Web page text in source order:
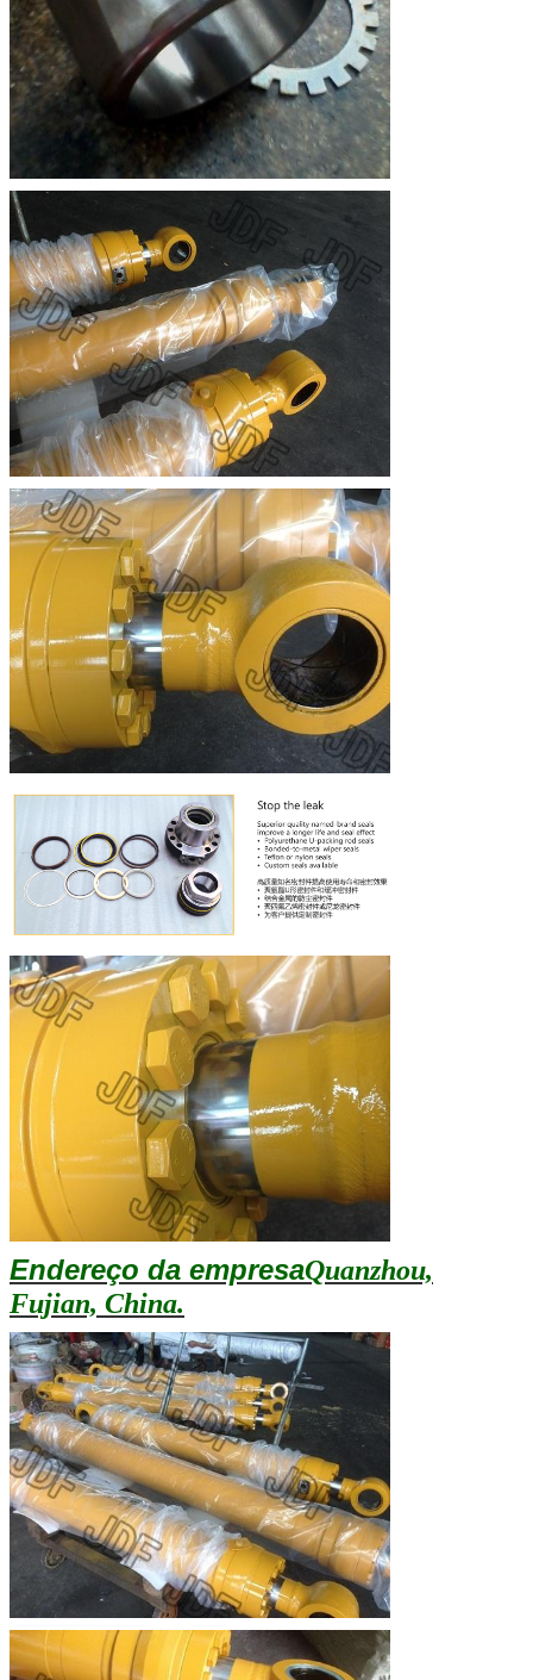
Endereço da empresaQuanzhou,
Fujian, China.